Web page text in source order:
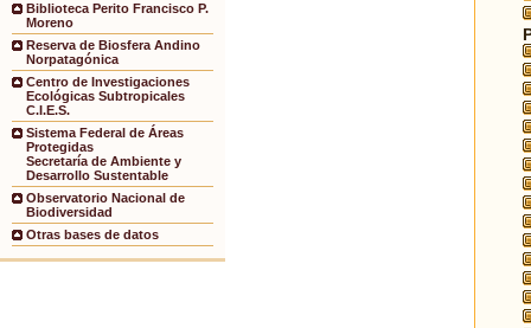
Biblioteca Perito Francisco P.
Moreno
Reserva de Biosfera Andino
Norpatagónica
Centro de Investigaciones
Ecológicas Subtropicales
C.I.E.S.
Sistema Federal de Áreas
Protegidas
Secretaría de Ambiente y
Desarrollo Sustentable
Observatorio Nacional de
Biodiversidad
Otras bases de datos